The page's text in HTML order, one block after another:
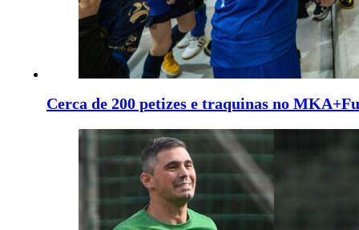
Cerca de 200 petizes e traquinas no